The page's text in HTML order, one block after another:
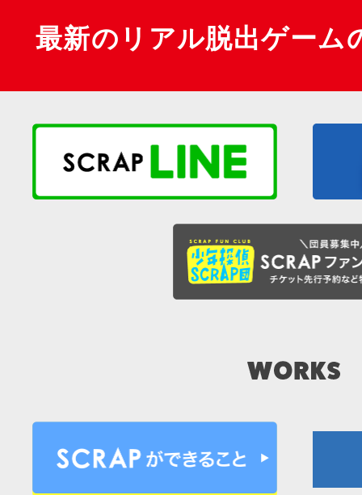
最新のリアル脱出ゲーム